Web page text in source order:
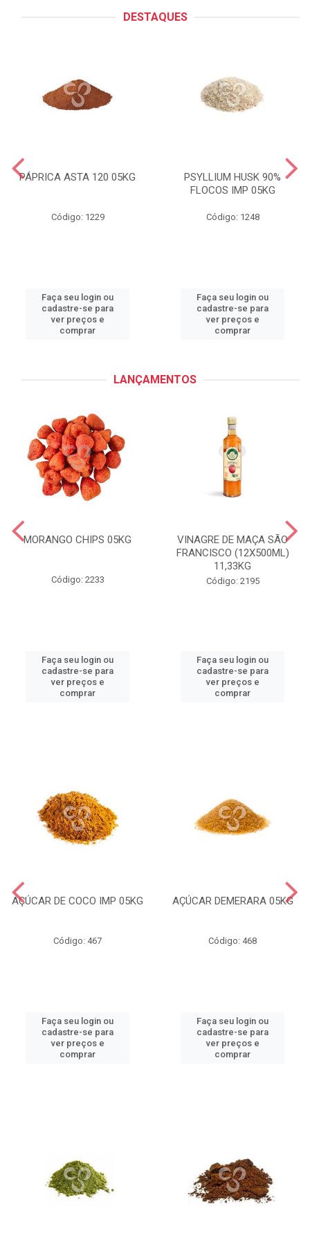
DESTAQUES
PÁPRICA ASTA 120 05KG
Código: 1229
Faça seu login ou
cadastre-se para
ver preços e
comprar
PSYLLIUM HUSK 90%
FLOCOS IMP 05KG
Código: 1248
Faça seu login ou
cadastre-se para
ver preços e
comprar
LANÇAMENTOS
MORANGO CHIPS 05KG
Código: 2233
Faça seu login ou
cadastre-se para
ver preços e
comprar
VINAGRE DE MAÇA SÃO
FRANCISCO (12X500ML)
11,33KG
Código: 2195
Faça seu login ou
cadastre-se para
ver preços e
comprar
AÇÚCAR DE COCO IMP 05KG
Código: 467
Faça seu login ou
cadastre-se para
ver preços e
comprar
AÇÚCAR DEMERARA 05KG
Código: 468
Faça seu login ou
cadastre-se para
ver preços e
comprar